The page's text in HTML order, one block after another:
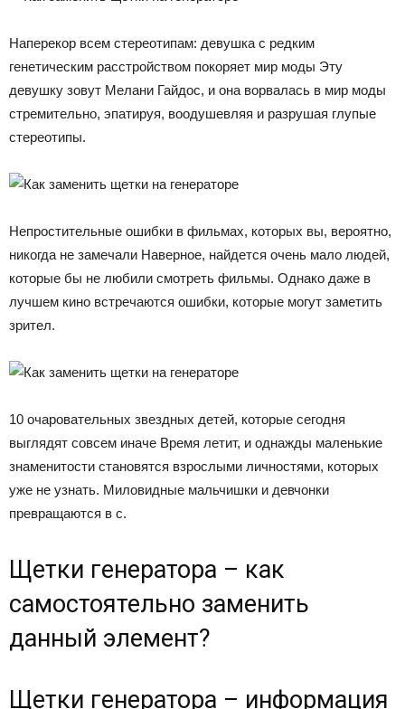
Наперекор всем стереотипам: девушка с редким
генетическим расстройством покоряет мир моды Эту
девушку зовут Мелани Гайдос, и она ворвалась в мир моды
стремительно, эпатируя, воодушевляя и разрушая глупые
стереотипы.
Непростительные ошибки в фильмах, которых вы, вероятно,
никогда не замечали Наверное, найдется очень мало людей,
которые бы не любили смотреть фильмы. Однако даже в
лучшем кино встречаются ошибки, которые могут заметить
зрител.
10 очаровательных звездных детей, которые сегодня
выглядят совсем иначе Время летит, и однажды маленькие
знаменитости становятся взрослыми личностями, которых
уже не узнать. Миловидные мальчишки и девчонки
превращаются в с.
Щетки генератора – как
самостоятельно заменить
данный элемент?
Щетки генератора – информация